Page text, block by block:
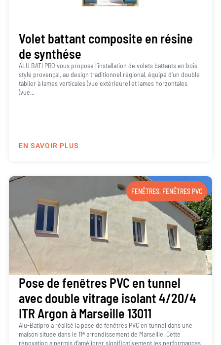
Volet battant composite en résine
de synthése
ALU BATI PRO vous propose l’installation de volets battants en bois
style provençal, au design traditionnel régional, équipé d’un double
tablier à lames verticales (vue extérieure) et lames horzontales
(vue...
EN SAVOIR PLUS
FENÊTRES, FENÊTRES PVC
Pose de fenêtres PVC en tunnel
avec double vitrage isolant 4/20/4
ITR Argon à Marseille 13011
Alu-Batipro a réalisé la pose de fenêtres PVC en tunnel dans une
maison située dans le 11ᵉ arrondissement de Marseille. Cette
rénovation a permis d’améliorer significativement les performances